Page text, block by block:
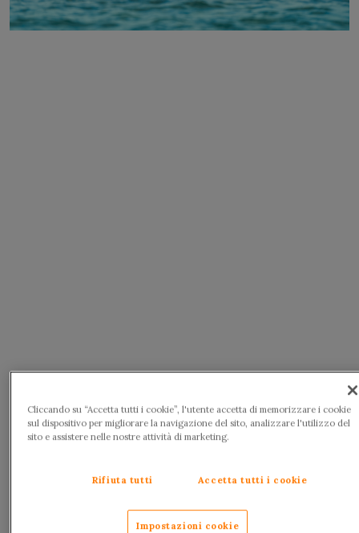
Cliccando su “Accetta tutti i cookie”, l'utente accetta di memorizzare i cookie
sul dispositivo per migliorare la navigazione del sito, analizzare l'utilizzo del
sito e assistere nelle nostre attività di marketing.
Rifiuta tutti Accetta tutti i cookie
Impostazioni cookie